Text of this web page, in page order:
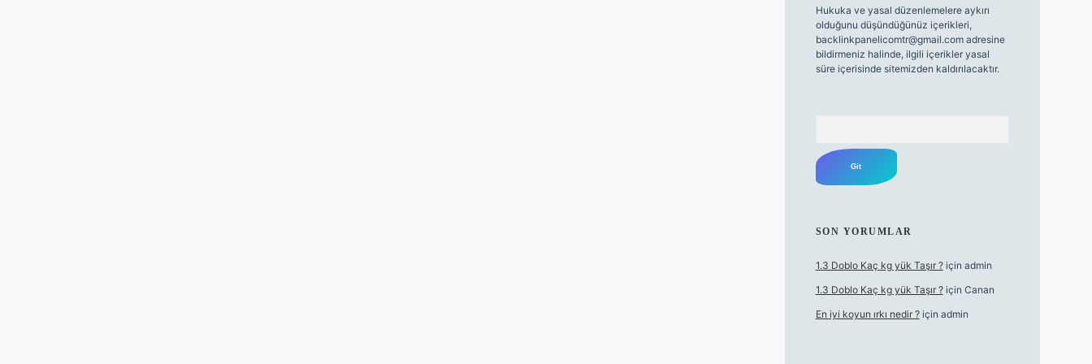
Hukuka ve yasal düzenlemelere aykırı
olduğunu düşündüğünüz içerikleri,
backlinkpanelicomtr@gmail.comadresine
bildirmeniz halinde, ilgili içerikler yasal
süre içerisinde sitemizden kaldırılacaktır.
SON YORUMLAR
1.3 Doblo Kaç kg yük Taşır ?için admin
1.3 Doblo Kaç kg yük Taşır ?için Canan
En iyi koyun ırkı nedir ?için admin